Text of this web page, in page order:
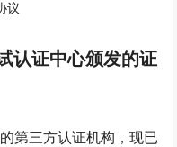
议
认证中心颁发的证
第三方认证机构，现已